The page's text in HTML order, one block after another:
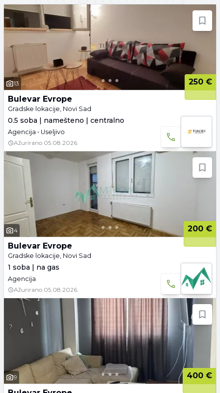
13
250 €
Bulevar Evrope
Gradske lokacije, Novi Sad
0.5 soba | namešteno | centralno
Agencija • Useljivo
Ažurirano 05.08.2026.
4
200 €
Bulevar Evrope
Gradske lokacije, Novi Sad
1 soba | na gas
Agencija
Ažurirano 05.08.2026.
9
400 €